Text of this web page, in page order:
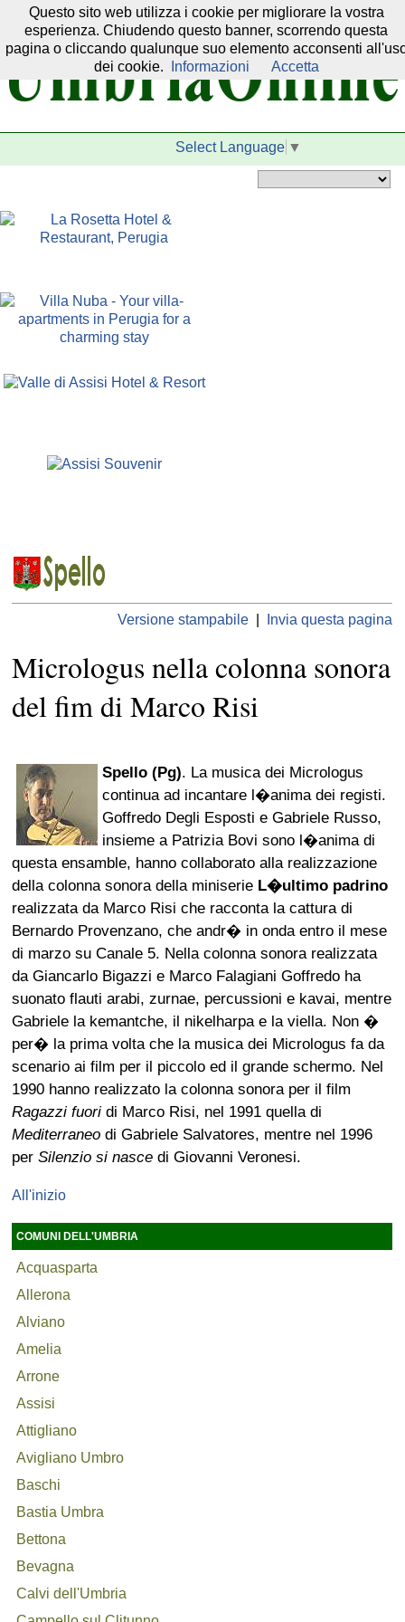
Il nostro network:
Select Language ▼
Versione stampabile Invia questa pagina
Micrologus nella colonna sonora
del fim di Marco Risi
Spello (Pg). La musica dei Micrologus
continua ad incantare l�anima dei registi.
Goffredo Degli Esposti e Gabriele Russo,
insieme a Patrizia Bovi sono l�anima di
questa ensamble, hanno collaborato alla realizzazione
della colonna sonora della miniserie L�ultimo padrino
realizzata da Marco Risi che racconta la cattura di
Bernardo Provenzano, che andr� in onda entro il mese
di marzo su Canale 5. Nella colonna sonora realizzata
da Giancarlo Bigazzi e Marco Falagiani Goffredo ha
suonato flauti arabi, zurnae, percussioni e kavai, mentre
Gabriele la kemantche, il nikelharpa e la viella. Non �
per� la prima volta che la musica dei Micrologus fa da
scenario ai film per il piccolo ed il grande schermo. Nel
1990 hanno realizzato la colonna sonora per il film
Ragazzi fuori di Marco Risi, nel 1991 quella di
Mediterraneo di Gabriele Salvatores, mentre nel 1996
perSilenzio si nasce di Giovanni Veronesi.
All'inizio
COMUNI DELL'UMBRIA
Acquasparta
Allerona
Alviano
Amelia
Arrone
Assisi
Attigliano
Avigliano Umbro
Baschi
Bastia Umbra
Bettona
Bevagna
Calvi dell'Umbria
Questo sito web utilizza i cookie per migliorare la vostra
esperienza. Chiudendo questo banner, scorrendo questa
pagina o cliccando qualunque suo elemento acconsenti
dei cookie.
Informazioni Accetta